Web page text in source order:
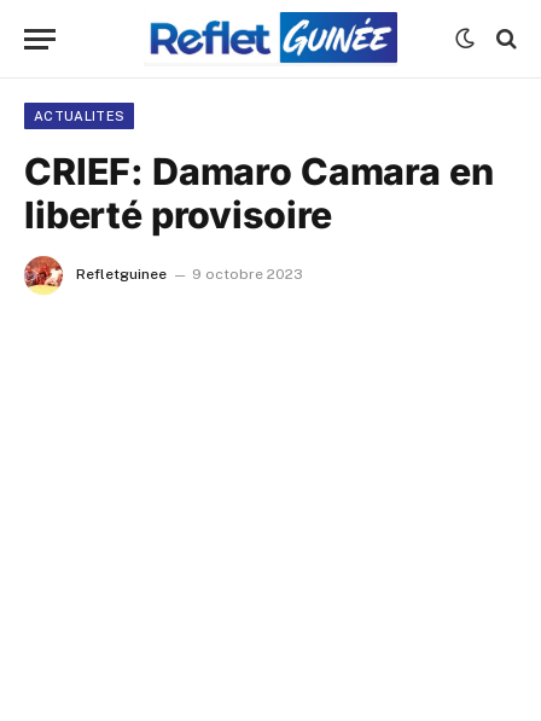
ACTUALITES
CRIEF: Damaro Camara en
liberté provisoire
Refletguinee 9 octobre 2023